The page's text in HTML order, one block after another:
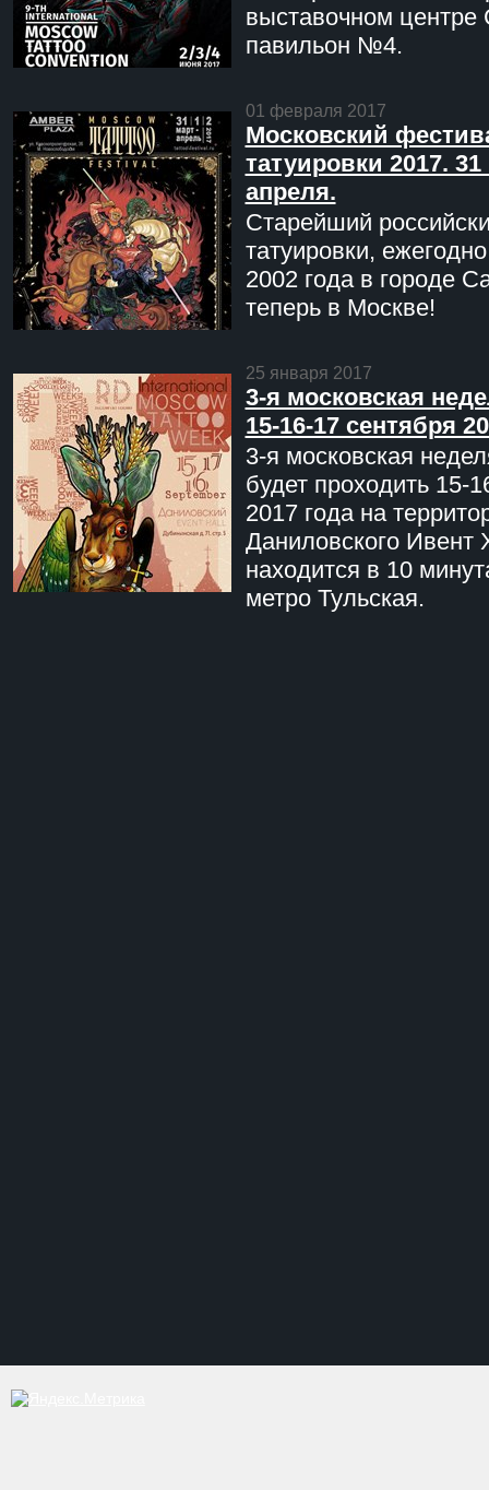
выставочном центре
павильон №4.
01 февраля 2017
Московский
татуировки 2017. 31
апреля.
Старейший
татуировки,
2002 года в городе
теперь в Москве!
25 января 2017
3-я московская
15-16-17 сентября
3-я московская
будет проходить 15-
2017 года на
Даниловского Ивент
находится в 10
метро Тульская.